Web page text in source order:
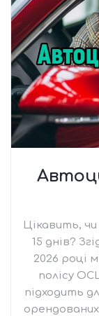
Цікавить,
15 днів?
2026 році
полісу
підходить